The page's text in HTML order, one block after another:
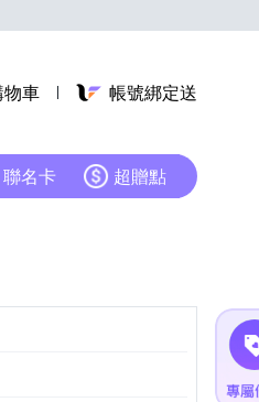
物車 帳號綁定送
名卡 超贈點